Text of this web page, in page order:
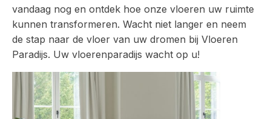
vandaag nog en ontdek hoe onze vloeren uw ruimte
kunnen transformeren. Wacht niet langer en neem
de stap naar de vloer van uw dromen bij Vloeren
Paradijs. Uw vloerenparadijs wacht op u!